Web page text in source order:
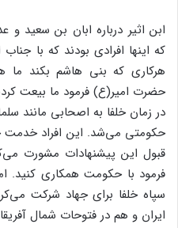
ابن اثیر درباره ابان بن سعید
که اینها افرادی بودند که با
هرکاری که بنی هاشم بکند ما
حضرت امیر(ع) فرمود ما بیعت
در زمان خلفا به اصحابی مانند
حکومتی می‌شد. این افراد
قبول این پیشنهادات مشورت
فرمود با حکومت همکاری
سپاه خلفا برای جهاد شرکت
ایران و هم در فتوحات شمال